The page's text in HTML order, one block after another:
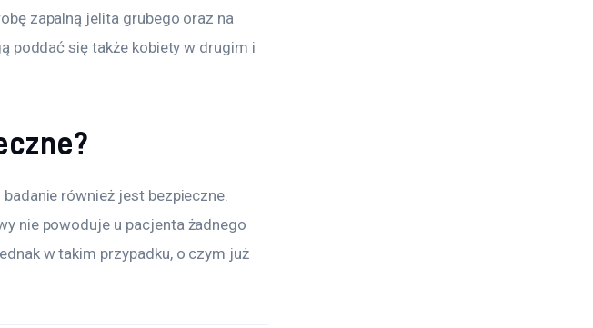
zapalną jelita grubego oraz na
poddać się także kobiety w drugim i
również jest bezpieczne.
nie powoduje u pacjenta żadnego
w takim przypadku, o czym już